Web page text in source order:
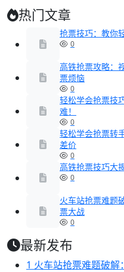
热门文章
抢票技巧：教你
0
高铁抢票攻略：
票烦恼
0
轻松学会抢票技
难！
0
轻松学会抢票转
差价
0
高铁抢票技巧大
0
火车站抢票难题
票大战
0
最新发布
1 火车站抢票难题破